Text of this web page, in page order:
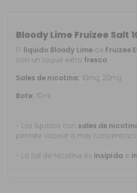
Bloody Lime Fruizee Salt
El líquido Bloody Lime de Fruizee
con un toque extra fresco.
Sales de nicotina: 10mg, 20mg
Bote: 10ml
- Los líquidos con sales de
permite vapear a mas
- La Sal de Nicotina es insípida e